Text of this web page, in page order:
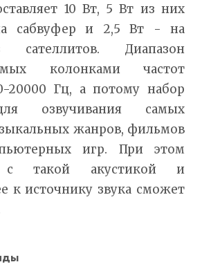
10 Вт, 5 Вт из них
сабвуфер и 2,5 Вт - на
Диапазон
колонками частот
20000 Гц, а потому набор
озвучивания самых
жанров, фильмов
игр. При этом
с такой акустикой и
к источнику звука сможет